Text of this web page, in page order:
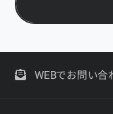
WEBでお問い合